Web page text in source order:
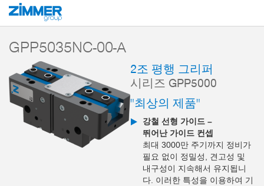
시작 제품
GPP5035NC-00-A
2조 평행 그리퍼
시리즈 GPP5000
"최상의 제품"
강철 선형 가이드 –
뛰어난 가이드 컨셉
최대 3000만 주기까지 정비가
필요 없이 정밀성, 견고성 및
내구성이 지속해서 유지됩니
다. 이러한 특성을 이용하여 기